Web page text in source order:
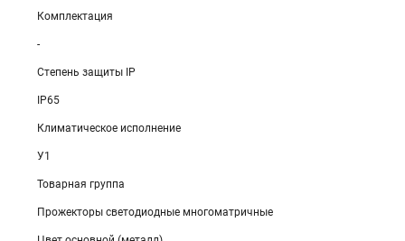
Комплектация
-
Степень защиты IP
IP65
Климатическое исполнение
У1
Товарная группа
Прожекторы светодиодные многоматричные